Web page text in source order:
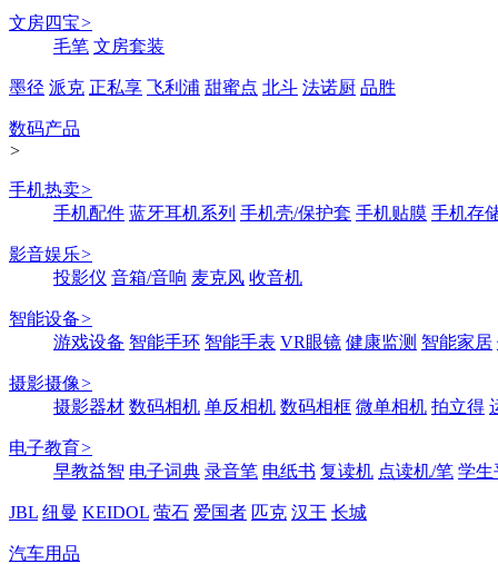
文房四宝>
毛笔 文房套装
墨径 派克 正私享 飞利浦 甜蜜点 北斗 法诺厨 品胜
数码产品
>
手机热卖>
手机配件 蓝牙耳机系列 手机壳/保护套 手机贴膜 手机存
影音娱乐>
投影仪 音箱/音响 麦克风 收音机
智能设备>
游戏设备 智能手环 智能手表 VR眼镜 健康监测 智能家居
摄影摄像>
摄影器材 数码相机 单反相机 数码相框 微单相机 拍立得
电子教育>
早教益智 电子词典 录音笔 电纸书 复读机 点读机/笔 学生
JBL 纽曼 KEIDOL 萤石 爱国者 匹克 汉王 长城
汽车用品